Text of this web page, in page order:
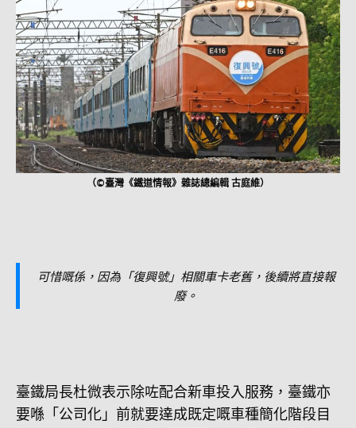
（©臺灣《鐵道情報》雜誌總編輯 古庭維）
可惜嘅係，因為「復興號」相關車卡老舊，後續將直接報
廢。
臺鐵局長杜微表示除咗配合新車投入服務，臺鐵亦
要喺「公司化」前就要達成既定嘅車種簡化階段目